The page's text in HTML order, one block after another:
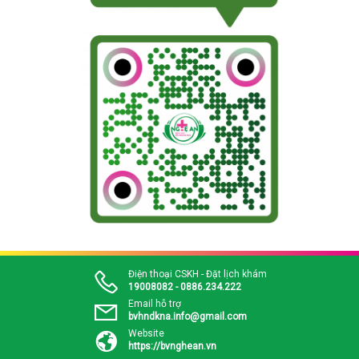
Điện thoại CSKH - Đặt lịch khám
19008082 - 0886.234.222
Email hỗ trợ
bvhndkna.info@gmail.com
Website
https://bvnghean.vn